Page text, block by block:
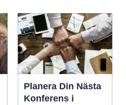
Planera Din Nästa
Konferens i